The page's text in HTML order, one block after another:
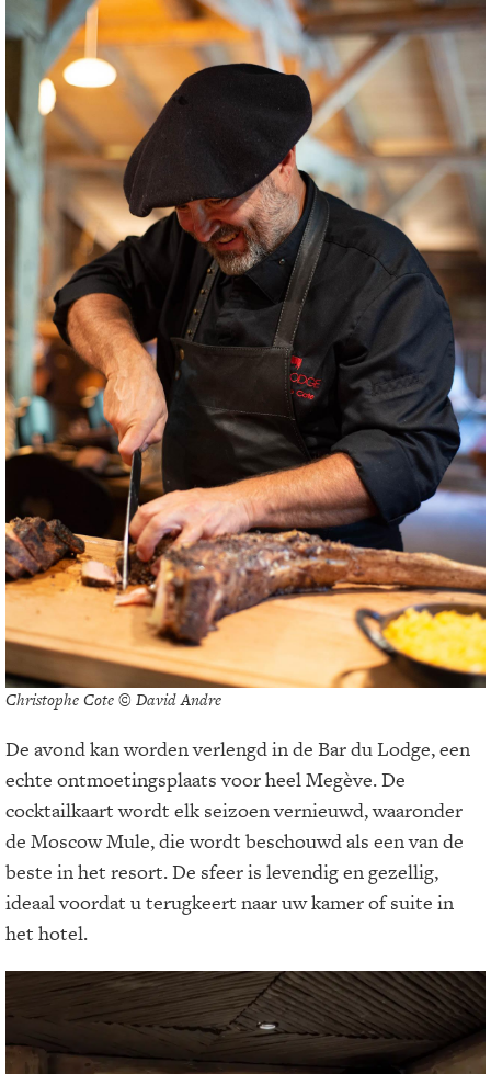
Christophe Cote © David Andre
De avond kan worden verlengd in de Bar du Lodge, een
echte ontmoetingsplaats voor heel Megève. De
cocktailkaart wordt elk seizoen vernieuwd, waaronder
de Moscow Mule, die wordt beschouwd als een van de
beste in het resort. De sfeer is levendig en gezellig,
ideaal voordat u terugkeert naar uw kamer of suite in
het hotel.